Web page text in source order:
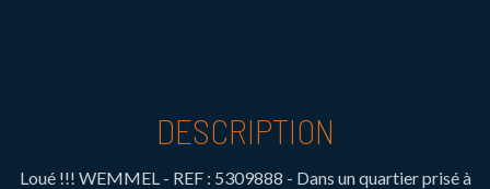
DESCRIPTION
Loué !!! WEMMEL - REF : 5309888 - Dans un quartier prisé à